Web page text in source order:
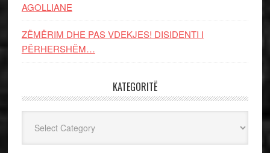
AGOLLIANE
ZËMËRIM DHE PAS VDEKJES! DISIDENTI I
PËRHERSHËM…
KATEGORITË